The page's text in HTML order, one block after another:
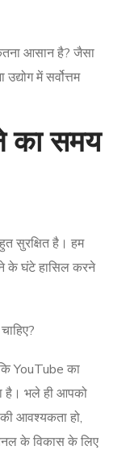
आसान है? जैसा
में सर्वोत्तम
का समय
सुरक्षित है। हम
के घंटे हासिल करने
YouTube का
है। भले ही आपको
आवश्यकता हो,
के विकास के लिए